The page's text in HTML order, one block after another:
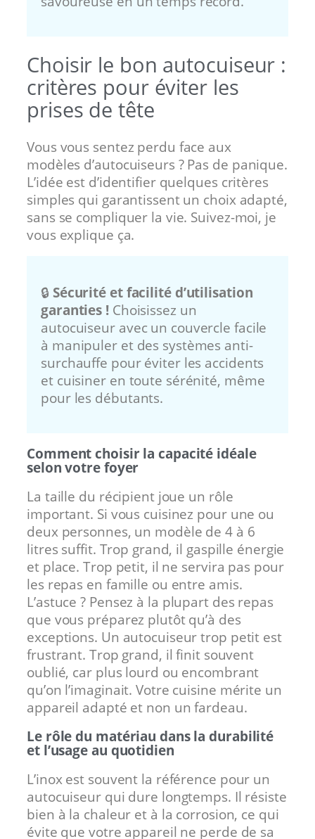
Choisir le bon autocuiseur :
critères pour éviter les
prises de tête
Vous vous sentez perdu face aux
modèles d’autocuiseurs ? Pas de panique.
L’idée est d’identifier quelques critères
simples qui garantissent un choix adapté,
sans se compliquer la vie. Suivez-moi, je
vous explique ça.
🔒 Sécurité et facilité d’utilisation
garanties !Choisissez un
autocuiseur avec un couvercle facile
à manipuler et des systèmes anti-
surchauffe pour éviter les accidents
et cuisiner en toute sérénité, même
pour les débutants.
Comment choisir la capacité idéale
selon votre foyer
La taille du récipient joue un rôle
important. Si vous cuisinez pour une ou
deux personnes, un modèle de 4 à 6
litres suffit. Trop grand, il gaspille énergie
et place. Trop petit, il ne servira pas pour
les repas en famille ou entre amis.
L’astuce ? Pensez à la plupart des repas
que vous préparez plutôt qu’à des
exceptions. Un autocuiseur trop petit est
frustrant. Trop grand, il finit souvent
oublié, car plus lourd ou encombrant
qu’on l’imaginait. Votre cuisine mérite un
appareil adapté et non un fardeau.
Le rôle du matériau dans la durabilité
et l’usage au quotidien
L’inox est souvent la référence pour un
autocuiseur qui dure longtemps. Il résiste
bien à la chaleur et à la corrosion, ce qui
évite que votre appareil ne perde de sa